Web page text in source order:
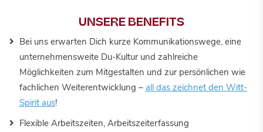
UNSERE BENEFITS
Bei uns erwarten Dich kurze Kommunikationswege, eine
unternehmensweite Du-Kultur und zahlreiche
Möglichkeiten zum Mitgestalten und zur persönlichen wie
fachlichen Weiterentwicklung – all das zeichnet den Witt-
Spirit aus!
Flexible Arbeitszeiten, Arbeitszeiterfassung